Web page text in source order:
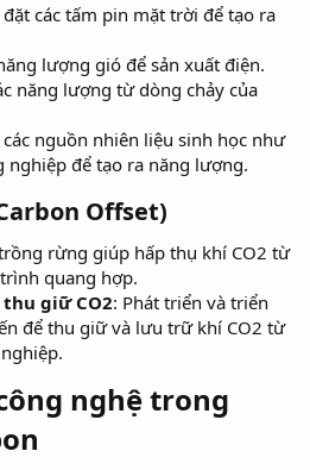
đặt các tấm pin mặt trời để tạo ra
lượng gió để sản xuất điện.
năng lượng từ dòng chảy của
các nguồn nhiên liệu sinh học như
nghiệp để tạo ra năng lượng.
Offset)
rừng giúp hấp thụ khí CO2 từ
quang hợp.
giữ CO2: Phát triển và triển
để thu giữ và lưu trữ khí CO2 từ
nghệ trong